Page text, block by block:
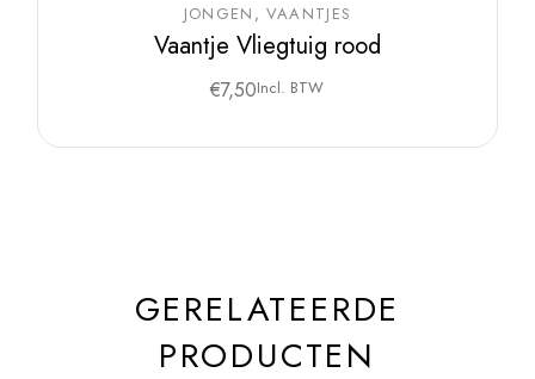
JONGEN VAANTJES
Vaantje Vliegtuig rood
€7,50Incl. BTW
GERELATEERDE
PRODUCTEN